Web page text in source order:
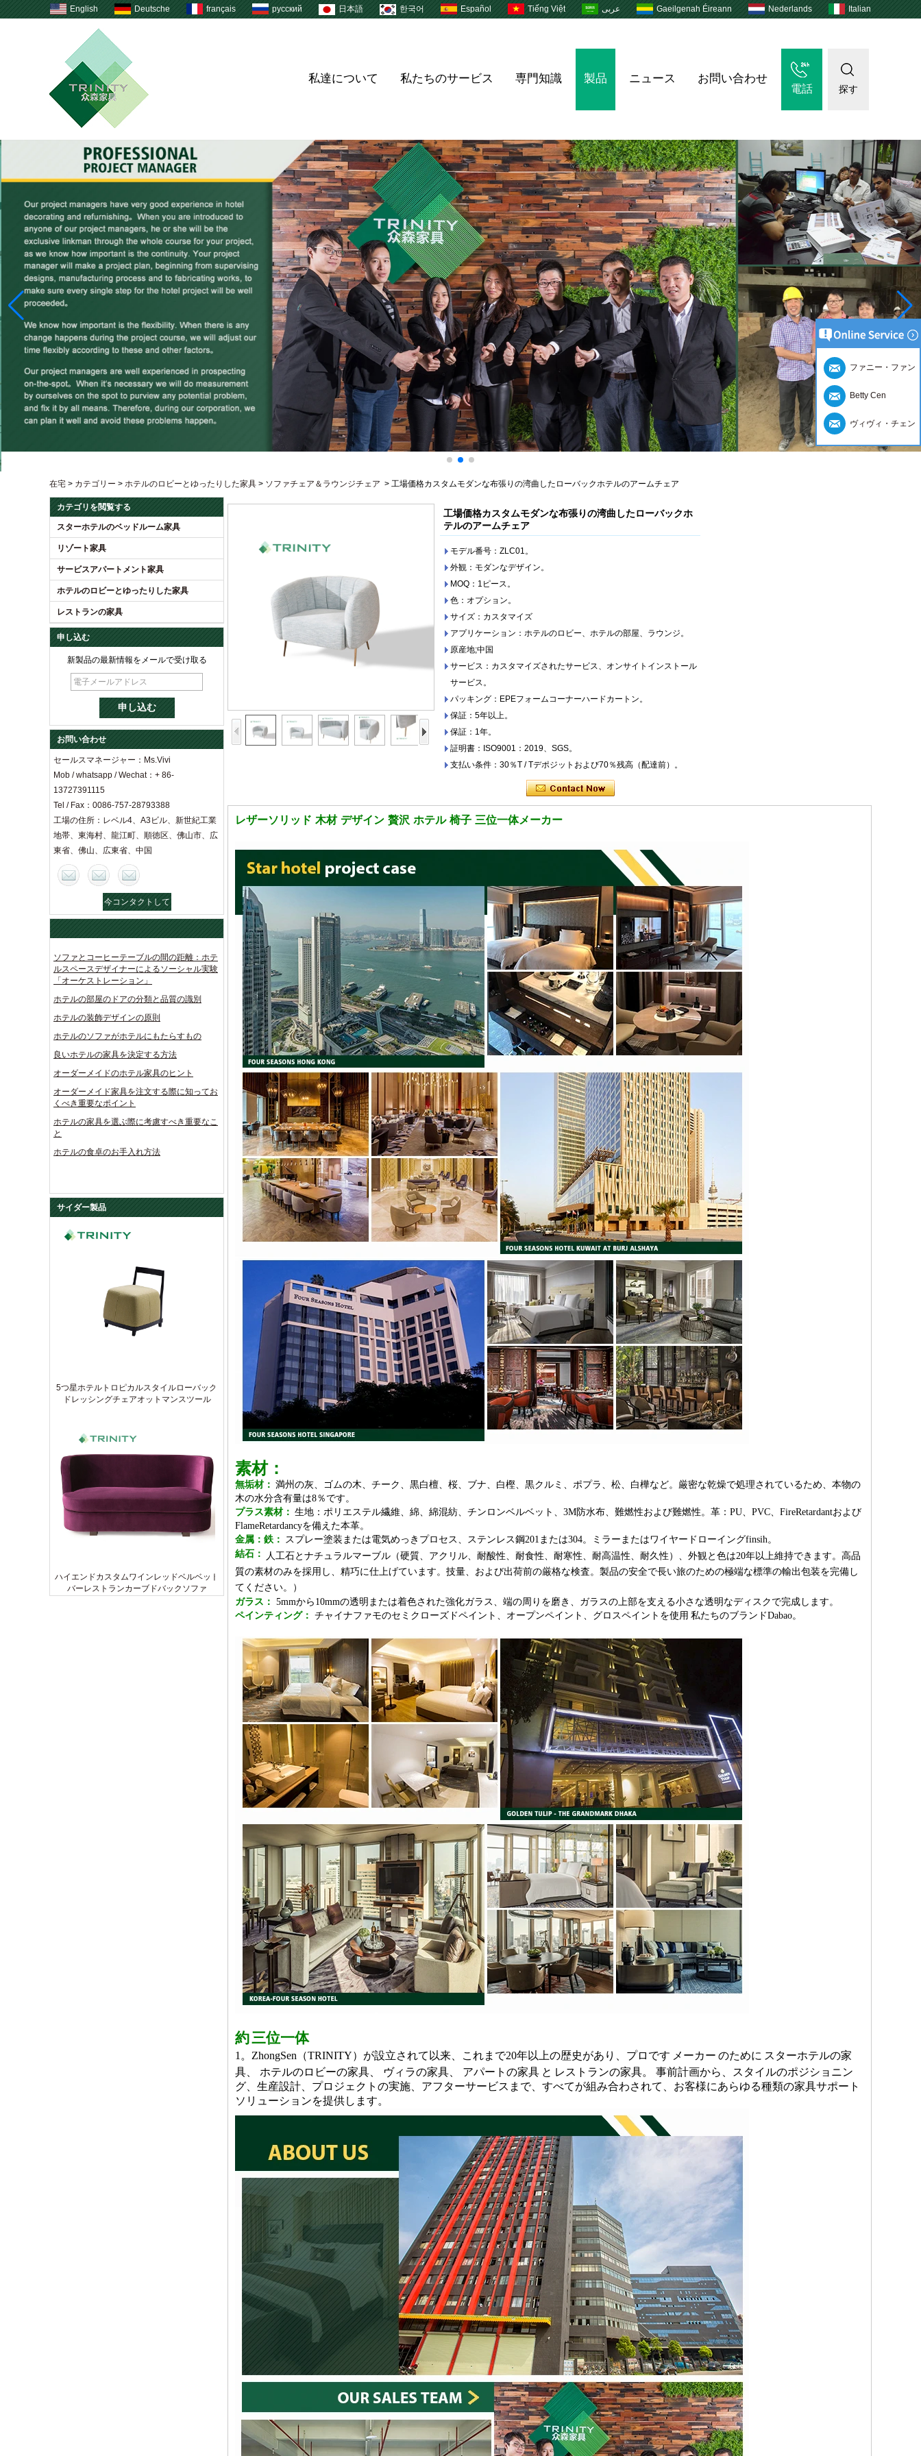
English Deutsche français русский 日本語 한국어 Español Tiếng Việt عربى Gaeilgenah Éireann Nederlands Italian
私達について 私たちのサービス 専門知識 製品 ニュース お問い合わせ
電話 探す
在宅 > カテゴリー > ホテルのロビーとゆったりした家具 > ソファチェア＆ラウンジチェア > 工場価格カスタムモダンな布張りの湾曲したローバックホテルのアームチェア
カテゴリを閲覧する
スターホテルのベッドルーム家具
リゾート家具
サービスアパートメント家具
ホテルのロビーとゆったりした家具
レストランの家具
申し込む
新製品の最新情報をメールで受け取る
お問い合わせ
セールスマネージャー：Ms.Vivi
Mob / whatsapp / Wechat：+ 86-
13727391115
Tel / Fax：0086-757-28793388
工場の住所：レベル4、A3ビル、新世紀工業
地帯、東海村、龍江町、順徳区、佛山市、広
東省、佛山、広東省、中国
今コンタクトして
ください
ソファとコーヒーテーブルの間の距離：ホテ
ルスペースデザイナーによるソーシャル実験
「オーケストレーション」
ホテルの部屋のドアの分類と品質の識別
ホテルの装飾デザインの原則
ホテルのソファがホテルにもたらすもの
良いホテルの家具を決定する方法
オーダーメイドのホテル家具のヒント
オーダーメイド家具を注文する際に知ってお
くべき重要なポイント
ホテルの家具を選ぶ際に考慮すべき重要なこ
と
ホテルの食卓のお手入れ方法
サイダー製品
5つ星ホテルトロピカルスタイルローバック
ドレッシングチェアオットマンスツール
ハイエンドカスタムワインレッドベルベット
バーレストランカーブドバックソファ
工場価格カスタムモダンな布張りの湾曲したローバックホ
テルのアームチェア
モデル番号：ZLC01。
外観：モダンなデザイン。
MOQ：1ピース。
色：オプション。
サイズ：カスタマイズ
アプリケーション：ホテルのロビー、ホテルの部屋、ラウンジ。
原産地;中国
サービス：カスタマイズされたサービス、オンサイトインストール
サービス。
パッキング：EPEフォームコーナーハードカートン。
保証：5年以上。
保証：1年。
証明書：ISO9001：2019、SGS。
支払い条件：30％T / Tデポジットおよび70％残高（配達前）。
レザーソリッド 木材 デザイン 贅沢 ホテル 椅子 三位一体メーカー
素材：
無垢材： 満州の灰、ゴムの木、チーク、黒白檀、桜、ブナ、白樫、黒クルミ、ポプラ、松、白樺など。厳密な乾燥で処理されているため、本物の
木の水分含有量は8％です。
プラス素材： 生地：ポリエステル繊維、綿、綿混紡、チンロンベルベット、3M防水布、難燃性および難燃性。革：PU、PVC、FireRetardantおよび
FlameRetardancyを備えた本革。
金属：鉄：
スプレー塗装または電気めっきプロセス、ステンレス鋼201または304。ミラーまたはワイヤードローイングfinsih。
結石：
人工石とナチュラルマーブル（硬質、アクリル、耐酸性、耐食性、耐寒性、耐高温性、耐久性）、外観と色は20年以上維持できます。高品
質の素材のみを採用し、精巧に仕上げています。技量、および出荷前の厳格な検査。製品の安全で長い旅のための極端な標準の輸出包装を完備し
てください。）
ガラス： 5mmから10mmの透明または着色された強化ガラス、端の周りを磨き、ガラスの上部を支える小さな透明なディスクで完成します。
ペインティング： チャイナファモのセミクローズドペイント、オープンペイント、グロスペイントを使用 私たちのブランドDabao。
約三位一体
1。ZhongSen（TRINITY）が設立されて以来、これまで20年以上の歴史があり、プロです メーカー のために スターホテルの家
具
ホテルのロビーの家具 ヴィラの家具 アパートの家具 と レストランの家具。
事前計画から、スタイルのポジショニン
グ、生産設計、プロジェクトの実施、アフターサービスまで、すべてが組み合わされて、お客様にあらゆる種類の家具サポート
ソリューションを提供します。
ファニー・ファン
Betty Cen
ヴィヴィ・チェン